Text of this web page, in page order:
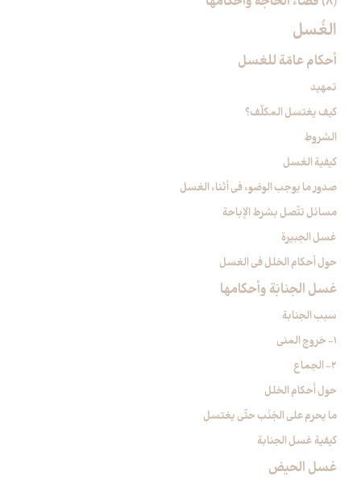
الغُسل‏
أحكام عامّة للغسل
تمهيد
كيف يغتسل المكلّف؟
الشروط
كيفية الغسل
صدور ما يوجب الوضوء في أثناء الغسل
مسائل تتّصل بشرط الإباحة
غسل الجبيرة
حول أحكام الخلل في الغسل
غسل الجنابَة وأحكامها
سبب الجنابة
1- خروج المني
2- الجماع
حول أحكام الخلل
ما يحرم على الجُنُب حتّى يغتسل
كيفية غسل الجنابة
غسل الحيض‏